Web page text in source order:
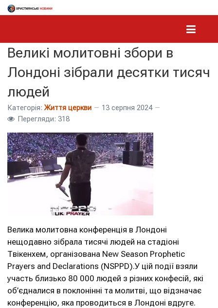
Великі молитовні збори в
Лондоні зібрали десятки тисяч
людей
Категорія: Життя церкви
13 серпня 2024
Перегляди: 318
Велика молитовна конференція в Лондоні
нещодавно зібрала тисячі людей на стадіоні
Твікенхем, організована New Season Prophetic
Prayers and Declarations (NSPPD).У цій події взяли
участь близько 80 000 людей з різних конфесій, які
об’єдналися в поклонінні та молитві, що відзначає
конференцію, яка проводиться в Лондоні вдруге.